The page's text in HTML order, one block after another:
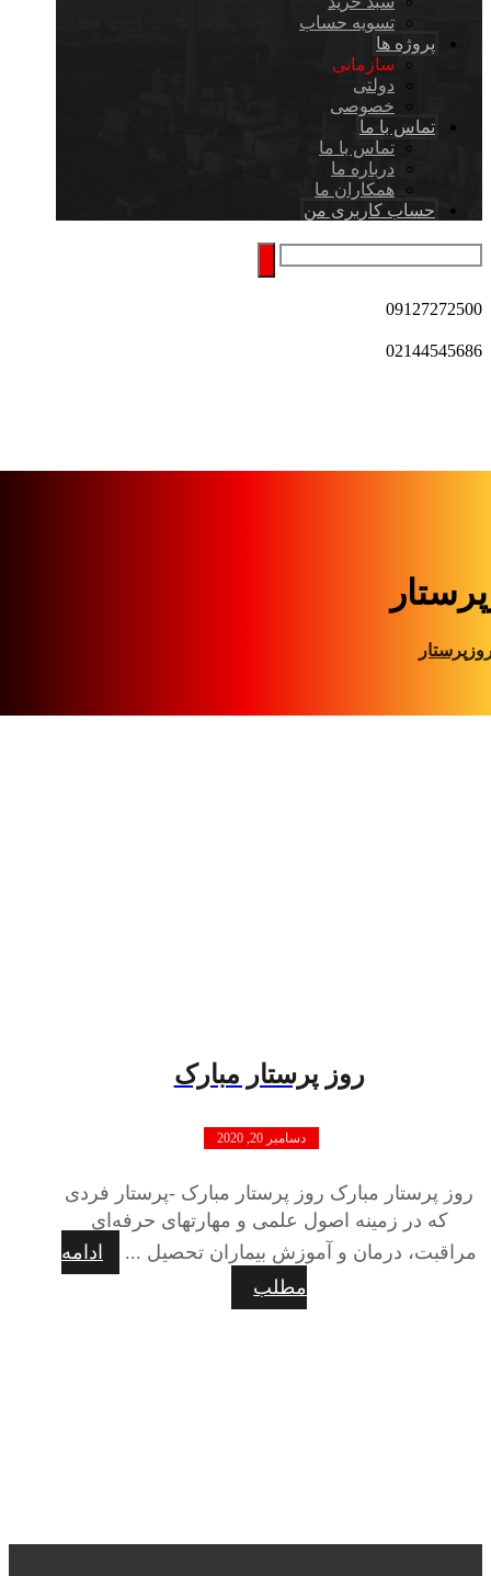
تسویه حساب
پروژه ها
سازمانی
دولتی
خصوصی
تماس با ما
تماس با ما
درباره ما
همکاران ما
حساب کاربری من
09127272500
02144545686
روز پرستار مبارک
دسامبر 20, 2020
روز پرستار مبارک روز پرستار مبارک -پرستار فردی
که در زمینه اصول علمی و مهارتهای حرفه‌ای
مراقبت، درمان و آموزش بیماران تحصیل ...
ادامه
مطلب